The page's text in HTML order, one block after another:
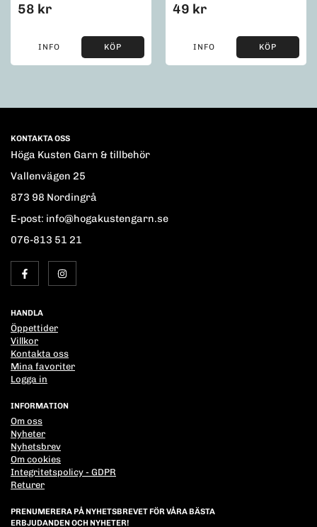
58 kr
INFO KÖP
49 kr
INFO KÖP
KONTAKTA OSS
Höga Kusten Garn & tillbehör
Vallenvägen 25
873 98 Nordingrå
E-post: info@hogakustengarn.se
076-813 51 21
HANDLA
Öppettider
Villkor
Kontakta oss
Mina favoriter
Logga in
INFORMATION
Om oss
Nyheter
Nyhetsbrev
Om cookies
Integritetspolicy - GDPR
Returer
PRENUMERERA PÅ NYHETSBREVET FÖR VÅRA BÄSTA
ERBJUDANDEN OCH NYHETER!